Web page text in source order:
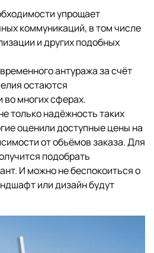
упрощает
коммуникаций, в том числе
и других подобных
антуража за счёт
остаются
многих сферах.
только надёжность таких
оценили доступные цены на
от объёмов заказа. Для
подобрать
И можно не беспокоиться о
или дизайн будут